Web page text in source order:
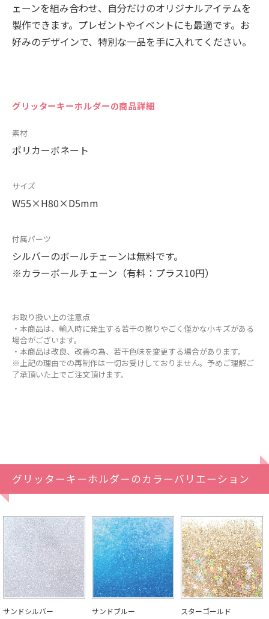
ェーンを組み合わせ、自分だけのオリジナルアイテムを
製作できます。プレゼントやイベントにも最適です。お
好みのデザインで、特別な一品を手に入れてください。
グリッターキーホルダーの商品詳細
素材
ポリカーボネート
サイズ
W55×H80×D5mm
付属パーツ
シルバーのボールチェーンは無料です。
※カラーボールチェーン（有料：プラス10円）
お取り扱い上の注意点
・本商品は、輸入時に発生する若干の擦りやごく僅かな小キズがある
場合がございます。
・本商品は改良、改善の為、若干色味を変更する場合があります。
※上記の理由での再制作は一切お受けしておりません。予めご理解ご
了承頂いた上でご注文頂けます。
グリッターキーホルダーのカラーバリエーション
サンドシルバー サンドブルー スターゴールド